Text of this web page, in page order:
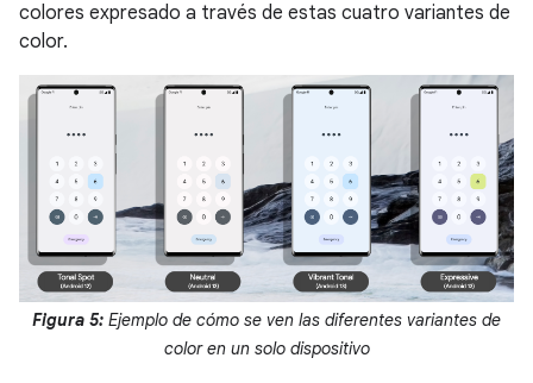
colores expresado a través de estas cuatro variantes de
color.
Figura 5: Ejemplo de cómo se ven las diferentes variantes de
color en un solo dispositivo